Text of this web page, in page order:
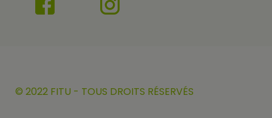
© 2022 FITU - TOUS DROITS RÉSERVÉS